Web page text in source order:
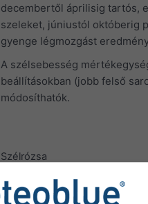
decembertől áprilisig tartós,
szeleket, júniustól októberig
gyenge légmozgást
A szélsebesség
beállításokban (jobb felső
módosíthatók.
Szélrózsa